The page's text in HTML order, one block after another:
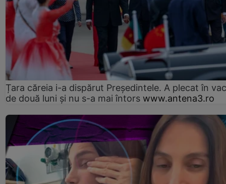
Țara căreia i-a dispărut Președintele. A plecat în
de două luni și nu s-a mai întors www.antena3.ro